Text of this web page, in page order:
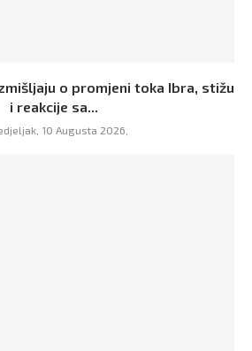
o promjeni toka Ibra, stižu
i reakcije sa...
10 Augusta 2026,